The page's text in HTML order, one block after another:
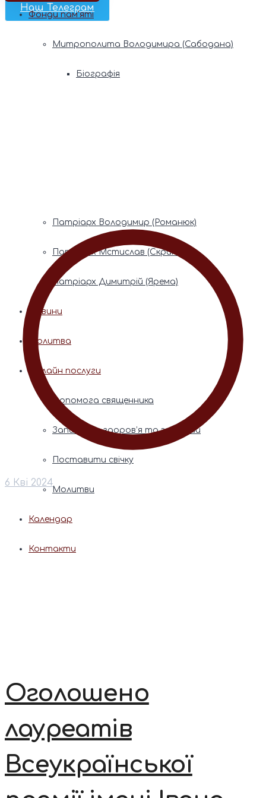
Наш Телеграм
Фонди пам’яті
Митрополита Володимира (Сабодана)
Біографія
Патріарх Володимир (Романюк)
Патріарх Мстислав (Скрипник)
Патріарх Димитрій (Ярема)
Новини
Молитва
Онлайн послуги
Допомога священника
Записки за здоров’я та за упокій
Поставити свічку
Молитви
Календар
Контакти
6 Кві 2024
Оголошено
лауреатів
Всеукраїнської